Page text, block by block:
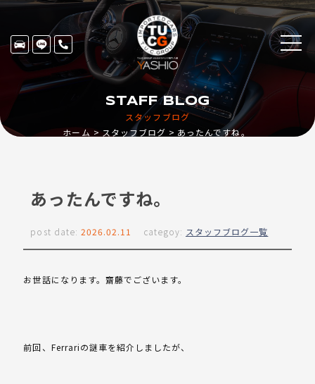
スタッフブログ
STAFF BLOG
ホーム スタッフブログ あったんですね。
あったんですね。
post date: 2026.02.11 categoy: スタッフブログ一覧
お世話になります。齋藤でございます。
前回、Ferrariの謎車を紹介しましたが、